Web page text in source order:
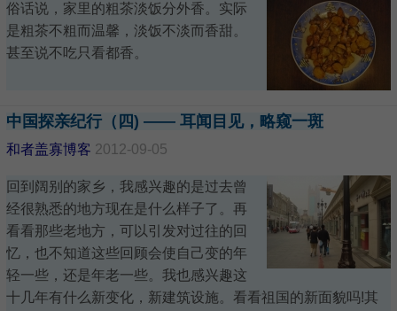
俗话说，家里的粗茶淡饭分外香。实际
是粗茶不粗而温馨，淡饭不淡而香甜。
甚至说不吃只看都香。
中国探亲纪行（四) —— 耳闻目见，略窥一斑
和者盖寡博客 2012-09-05
回到阔别的家乡，我感兴趣的是过去曾
经很熟悉的地方现在是什么样子了。再
看看那些老地方，可以引发对过往的回
忆，也不知道这些回顾会使自己变的年
轻一些，还是年老一些。我也感兴趣这
十几年有什么新变化，新建筑设施。看看祖国的新面貌吗!其